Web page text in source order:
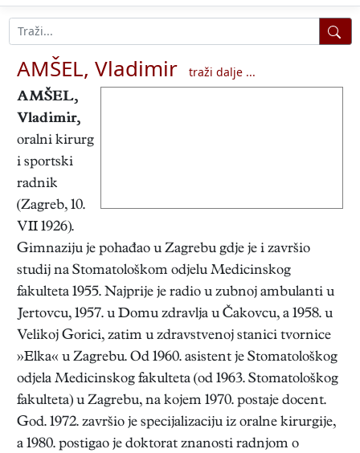
AMŠEL, Vladimir
traži dalje ...
AMŠEL,
Vladimir,
oralni kirurg
i sportski
radnik
(Zagreb, 10.
VII 1926).
Gimnaziju je pohađao u Zagrebu gdje je i završio
studij na Stomatološkom odjelu Medicinskog
fakulteta 1955. Najprije je radio u zubnoj ambulanti u
Jertovcu, 1957. u Domu zdravlja u Čakovcu, a 1958. u
Velikoj Gorici, zatim u zdravstvenoj stanici tvornice
»Elka« u Zagrebu. Od 1960. asistent je Stomatološkog
odjela Medicinskog fakulteta (od 1963. Stomatološkog
fakulteta) u Zagrebu, na kojem 1970. postaje docent.
God. 1972. završio je specijalizaciju iz oralne kirurgije,
a 1980. postigao je doktorat znanosti radnjom o